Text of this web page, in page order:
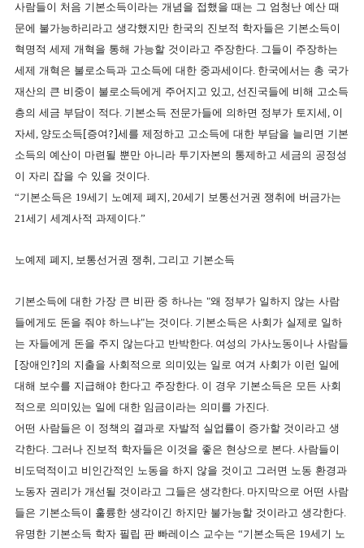
사람들이 처음 기본소득이라는 개념을 접했을 때는 그 엄청난 예산 때
문에 불가능하리라고 생각했지만 한국의 진보적 학자들은 기본소득이
혁명적 세제 개혁을 통해 가능할 것이라고 주장한다. 그들이 주장하는
세제 개혁은 불로소득과 고소득에 대한 중과세이다. 한국에서는 총 국가
재산의 큰 비중이 불로소득에게 주어지고 있고, 선진국들에 비해 고소득
층의 세금 부담이 적다. 기본소득 전문가들에 의하면 정부가 토지세, 이
자세, 양도소득[증여?]세를 제정하고 고소득에 대한 부담을 늘리면 기본
소득의 예산이 마련될 뿐만 아니라 투기자본의 통제하고 세금의 공정성
이 자리 잡을 수 있을 것이다.
“기본소득은 19세기 노예제 폐지, 20세기 보통선거권 쟁취에 버금가는
21세기 세계사적 과제이다.”
노예제 폐지, 보통선거권 쟁취, 그리고 기본소득
기본소득에 대한 가장 큰 비판 중 하나는 "왜 정부가 일하지 않는 사람
들에게도 돈을 줘야 하느냐"는 것이다. 기본소득은 사회가 실제로 일하
는 자들에게 돈을 주지 않는다고 반박한다. 여성의 가사노동이나 사람들
[장애인?]의 지출을 사회적으로 의미있는 일로 여겨 사회가 이런 일에
대해 보수를 지급해야 한다고 주장한다. 이 경우 기본소득은 모든 사회
적으로 의미있는 일에 대한 임금이라는 의미를 가진다.
어떤 사람들은 이 정책의 결과로 자발적 실업률이 증가할 것이라고 생
각한다. 그러나 진보적 학자들은 이것을 좋은 현상으로 본다. 사람들이
비도덕적이고 비인간적인 노동을 하지 않을 것이고 그러면 노동 환경과
노동자 권리가 개선될 것이라고 그들은 생각한다. 마지막으로 어떤 사람
들은 기본소득이 훌륭한 생각이긴 하지만 불가능할 것이라고 생각한다.
유명한 기본소득 학자 필립 판 빠레이스 교수는 “기본소득은 19세기 노